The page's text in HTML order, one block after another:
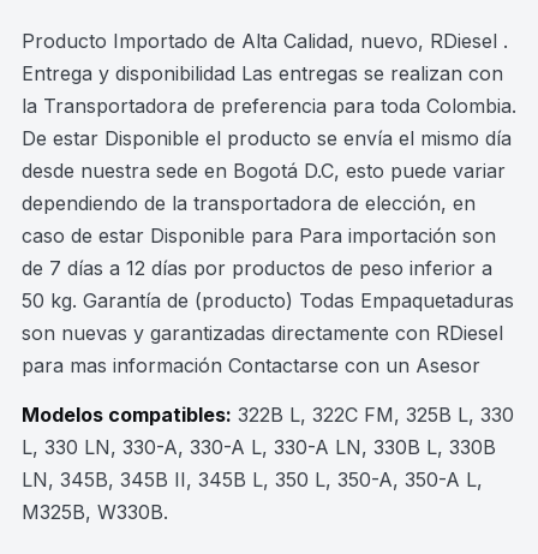
Producto Importado de Alta Calidad, nuevo, RDiesel .
Entrega y disponibilidad Las entregas se realizan con
la Transportadora de preferencia para toda Colombia.
De estar Disponible el producto se envía el mismo día
desde nuestra sede en Bogotá D.C, esto puede variar
dependiendo de la transportadora de elección, en
caso de estar Disponible para Para importación son
de 7 días a 12 días por productos de peso inferior a
50 kg. Garantía de (producto) Todas Empaquetaduras
son nuevas y garantizadas directamente con RDiesel
para mas información Contactarse con un Asesor
Modelos compatibles: 322B L, 322C FM, 325B L, 330
L, 330 LN, 330-A, 330-A L, 330-A LN, 330B L, 330B
LN, 345B, 345B II, 345B L, 350 L, 350-A, 350-A L,
M325B, W330B.